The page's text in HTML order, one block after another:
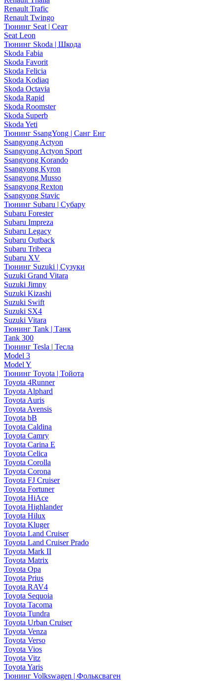
Renault Trafic
Renault Twingo
Тюнинг Seat | Сеат
Seat Leon
Тюнинг Skoda | Шкода
Skoda Fabia
Skoda Favorit
Skoda Felicia
Skoda Kodiaq
Skoda Octavia
Skoda Rapid
Skoda Roomster
Skoda Superb
Skoda Yeti
Тюнинг SsangYong | Санг Енг
Ssangyong Actyon
Ssangyong Actyon Sport
Ssangyong Korando
Ssangyong Kyron
Ssangyong Musso
Ssangyong Rexton
Ssangyong Stavic
Тюнинг Subaru | Субару
Subaru Forester
Subaru Impreza
Subaru Legacy
Subaru Outback
Subaru Tribeca
Subaru XV
Тюнинг Suzuki | Сузуки
Suzuki Grand Vitara
Suzuki Jimny
Suzuki Kizashi
Suzuki Swift
Suzuki SX4
Suzuki Vitara
Тюнинг Tank | Танк
Tank 300
Тюнинг Tesla | Тесла
Model 3
Model Y
Тюнинг Toyota | Тойота
Toyota 4Runner
Toyota Alphard
Toyota Auris
Toyota Avensis
Toyota bB
Toyota Caldina
Toyota Camry
Toyota Carina E
Toyota Celica
Toyota Corolla
Toyota Corona
Toyota FJ Cruiser
Toyota Fortuner
Toyota HiAce
Toyota Highlander
Toyota Hilux
Toyota Kluger
Toyota Land Cruiser
Toyota Land Cruiser Prado
Toyota Mark II
Toyota Matrix
Toyota Opa
Toyota Prius
Toyota RAV4
Toyota Sequoia
Toyota Tacoma
Toyota Tundra
Toyota Urban Cruiser
Toyota Venza
Toyota Verso
Toyota Vios
Toyota Vitz
Toyota Yaris
Тюнинг Volkswagen | Фольксваген